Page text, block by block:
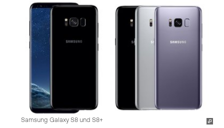
Samsung Galaxy S8 und S8+